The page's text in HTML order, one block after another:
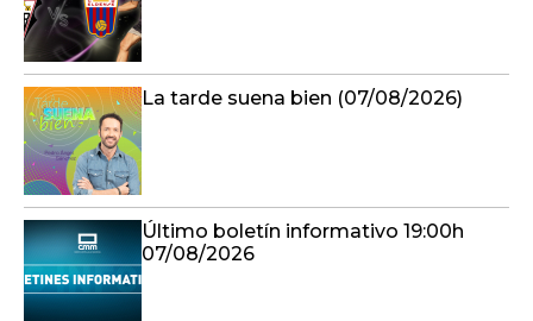
La tarde suena bien (07/08/2026)
Último boletín informativo 19:00h
07/08/2026